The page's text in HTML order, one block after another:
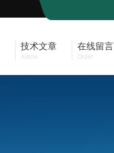
技术文章
Article
在线留言
Order